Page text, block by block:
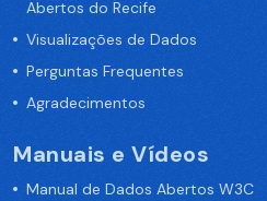
Abertos do Recife
Visualizações de Dados
Perguntas Frequentes
Agradecimentos
Manuais e Vídeos
Manual de Dados Abertos W3C